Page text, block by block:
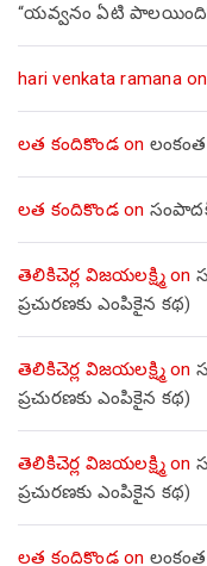
“యవ్వనం ఏటి
hari venkata ramanaon
లత కందికొండon లంకంత
లత కందికొండon
తెలికిచెర్ల విజయలక్ష్మిon
ప్రచురణకు ఎంపికైన కథ)
తెలికిచెర్ల విజయలక్ష్మిon
ప్రచురణకు ఎంపికైన కథ)
తెలికిచెర్ల విజయలక్ష్మిon
ప్రచురణకు ఎంపికైన కథ)
లత కందికొండon లంకంత